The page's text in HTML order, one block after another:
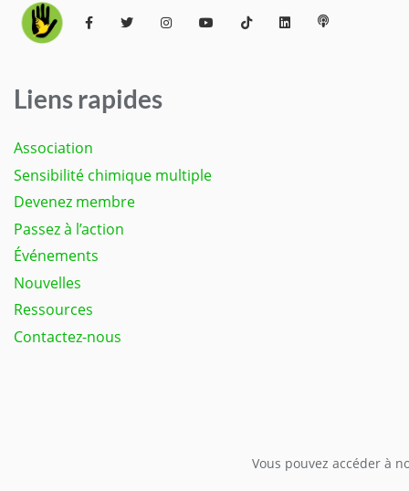
Liens rapides
Association
Sensibilité chimique multiple
Devenez membre
Passez à l’action
Événements
Nouvelles
Ressources
Contactez-nous
Vous pouvez accéder à